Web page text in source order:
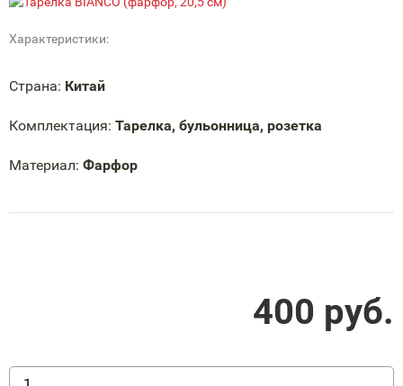
Характеристики:
Страна: Китай
Комплектация: Тарелка, бульонница, розетка
Материал: Фарфор
400 руб.